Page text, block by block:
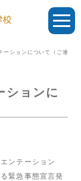
ションについて（ご連
ションに
ンテーション
緊急事態宣言発